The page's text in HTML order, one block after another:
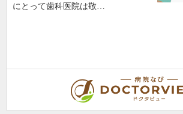
にとって歯科医院は敬…